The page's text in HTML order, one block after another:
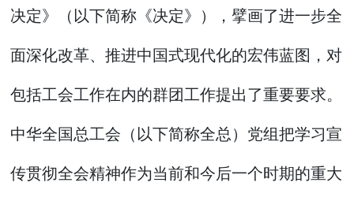
决定》（以下简称《决定》），擘画了进一步全
面深化改革、推进中国式现代化的宏伟蓝图，对
包括工会工作在内的群团工作提出了重要要求。
中华全国总工会（以下简称全总）党组把学习宣
传贯彻全会精神作为当前和今后一个时期的重大